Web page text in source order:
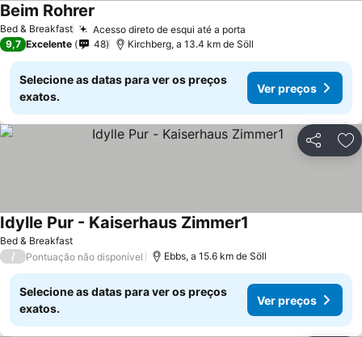
Bed & Breakfast Acesso direto de esqui até a porta
Beim Rohrer
9,7 Excelente 48 Kirchberg, a 13.4 km de Söll
Selecione as datas para ver os preços
exatos.
Ver preços
Partilhar
Bed & Breakfast
Idylle Pur - Kaiserhaus Zimmer1
/ Pontuação não disponível Ebbs, a 15.6 km de Söll
Selecione as datas para ver os preços
exatos.
Ver preços